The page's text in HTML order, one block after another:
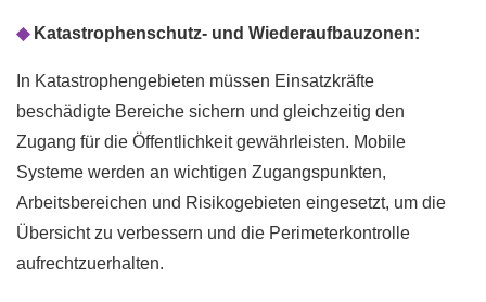
◆Katastrophenschutz- und Wiederaufbauzonen:
In Katastrophengebieten müssen Einsatzkräfte
beschädigte Bereiche sichern und gleichzeitig den
Zugang für die Öffentlichkeit gewährleisten. Mobile
Systeme werden an wichtigen Zugangspunkten,
Arbeitsbereichen und Risikogebieten eingesetzt, um die
Übersicht zu verbessern und die Perimeterkontrolle
aufrechtzuerhalten.